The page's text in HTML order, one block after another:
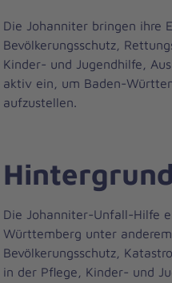
Die Johanniter bringen ihre
Bevölkerungsschutz,
Kinder- und Jugendhilfe,
aktiv ein, um Baden-
aufzustellen.
Hintergrund
Die Johanniter-Unfall-Hilfe
Württemberg unter
Bevölkerungsschutz,
in der Pflege, Kinder- und